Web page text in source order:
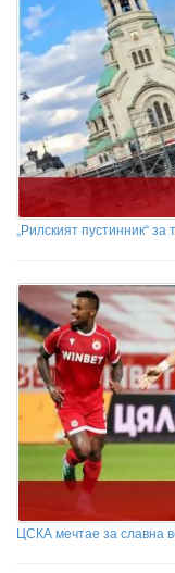
„Рилският пустинник“
ЦСКА мечтае за славна